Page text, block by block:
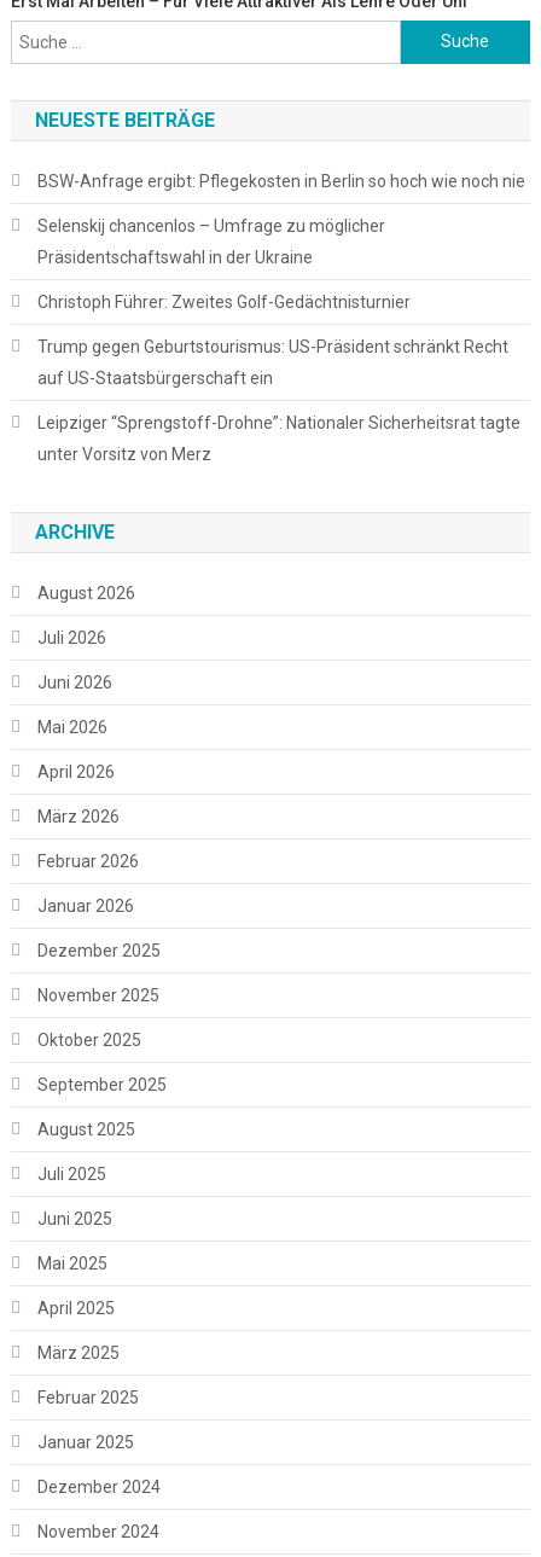
Suche
nach:
NEUESTE BEITRÄGE
BSW-Anfrage ergibt: Pflegekosten in Berlin so hoch wie noch nie
Selenskij chancenlos – Umfrage zu möglicher
Präsidentschaftswahl in der Ukraine
Christoph Führer: Zweites Golf-Gedächtnisturnier
Trump gegen Geburtstourismus: US-Präsident schränkt Recht
auf US-Staatsbürgerschaft ein
Leipziger “Sprengstoff-Drohne”: Nationaler Sicherheitsrat tagte
unter Vorsitz von Merz
ARCHIVE
August 2026
Juli 2026
Juni 2026
Mai 2026
April 2026
März 2026
Februar 2026
Januar 2026
Dezember 2025
November 2025
Oktober 2025
September 2025
August 2025
Juli 2025
Juni 2025
Mai 2025
April 2025
März 2025
Februar 2025
Januar 2025
Dezember 2024
November 2024